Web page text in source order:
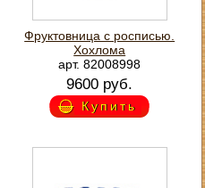
Фруктовница с росписью.
Хохлома
арт. 82008998
9600 руб.
Купить